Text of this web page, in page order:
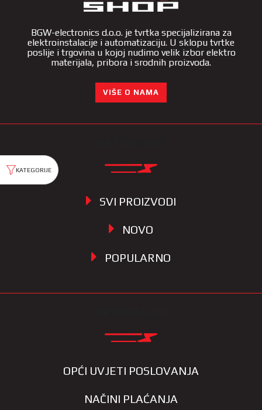
BGW-electronics d.o.o. je tvrtka specijalizirana za
elektroinstalacije i automatizaciju. U sklopu tvrtke
poslije i trgovina u kojoj nudimo velik izbor elektro
materijala, pribora i srodnih proizvoda.
VIŠE O NAMA
SVI PROIZVODI
NOVO
POPULARNO
OPĆI UVJETI POSLOVANJA
NAČINI PLAĆANJA